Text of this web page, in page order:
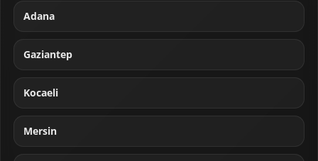
Adana
Gaziantep
Kocaeli
Mersin